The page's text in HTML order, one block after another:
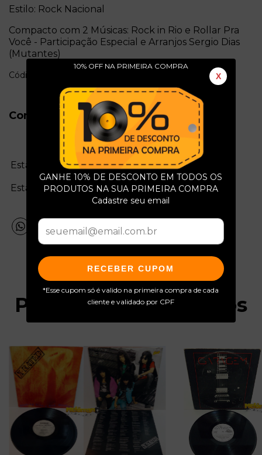
10% OFF NA PRIMEIRA COMPRA
X
GANHE 10% DE DESCONTO EM TODOS OS
PRODUTOS NA SUA PRIMEIRA COMPRA
Cadastre seu email
RECEBER CUPOM
*Esse cupom só é valido na primeira compra de cada
cliente e validado por CPF
Estilo: Rock Nacional
Compacto com 2 Músicas: Rock in Rio e Rollar Pra
Você - Participação Especial e Arranjos Sergio Dias
(Mutantes)
Código: e274a
Conservação do Produto
Estado da mídia:
Estado da capa:
Produtos relacionados